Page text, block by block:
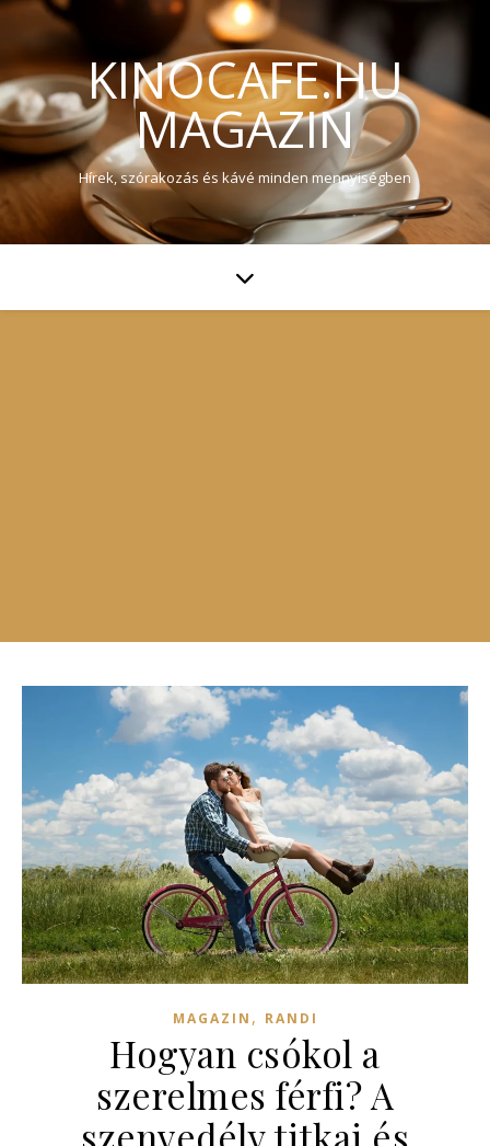
KINOCAFE.HU
MAGAZIN
Hírek, szórakozás és kávé minden mennyiségben
MAGAZIN , RANDI
Hogyan csókol a
szerelmes férfi? A
szenvedély titkai és